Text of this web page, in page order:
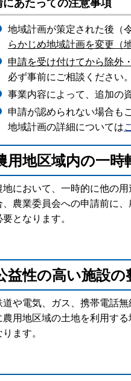
にあたっての注意事項
地域計画が策定された後（
らかじめ地域計画を変更（
申請を受け付けてから除外
必ず事前にご相談ください。
事業内容によって、追加の
申請が認められない場合も
地域計画の詳細については
用地区域内の一時
において、一時的に他の用
、農業委員会への申請前に、
要となります。
益性の高い施設の
や電気、ガス、携帯電話無
農用地区域の土地を利用する
ります。